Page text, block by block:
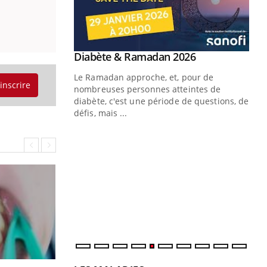
tout nouveau
piscine,
Youtube
Diabète & Ramadan 2026Youtube
Le Ramadan approche, et, pour de
nombreuses personnes atteintes de
diabète, c'est une période de questions, de
défis, mais ...